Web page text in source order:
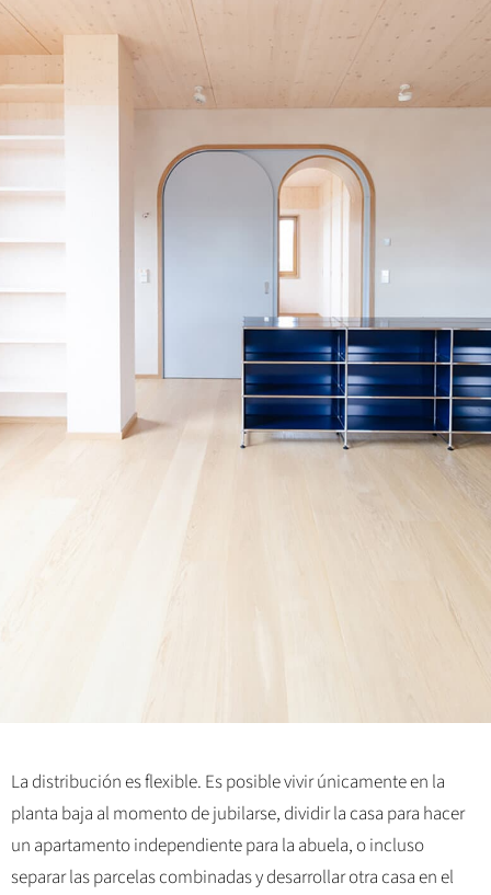
La distribución es flexible. Es posible vivir únicamente en la
planta baja al momento de jubilarse, dividir la casa para hacer
un apartamento independiente para la abuela, o incluso
separar las parcelas combinadas y desarrollar otra casa en el